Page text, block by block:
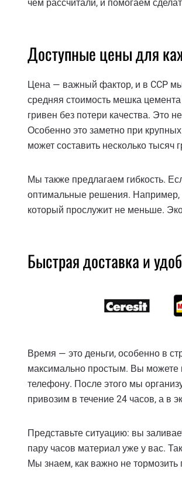
чем рассчитали, и помогаем
Доступные цены для
Цена — важный фактор, и в CCP
средняя стоимость мешка
гривен без потери качества. Это
Особенно это заметно при
может составить несколько тысяч
Мы также предлагаем гибкость.
оптимальные решения. Например,
который прослужит не меньше.
Быстрая доставка и
Время — это деньги, особенно в
максимально простым. Вы можете
телефону. После этого мы
привозим в течение 24 часов, а в
Представьте ситуацию: вы
пару часов материал уже у вас.
Мы знаем, как важно не тормозить